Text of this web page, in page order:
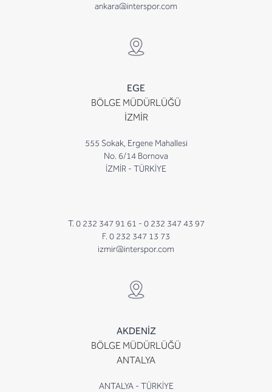
ankara@interspor.com
EGE
BÖLGE MÜDÜRLÜĞÜ
İZMİR
555 Sokak, Ergene Mahallesi
No. 6/14 Bornova
İZMİR - TÜRKİYE
T. 0 232 347 91 61 - 0 232 347 43 97
F. 0 232 347 13 73
izmir@interspor.com
AKDENİZ
BÖLGE MÜDÜRLÜĞÜ
ANTALYA
ANTALYA - TÜRKİYE